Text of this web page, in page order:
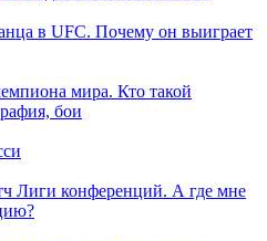
в UFC. Почему он выиграет
мира. Кто такой
бои
Лиги конференций. А где мне